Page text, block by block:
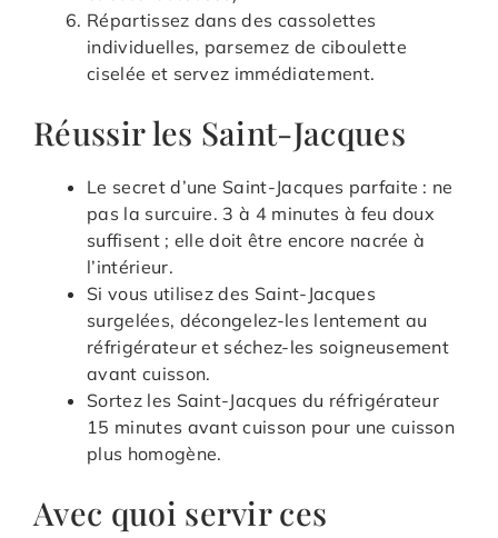
Répartissez dans des cassolettes
individuelles, parsemez de ciboulette
ciselée et servez immédiatement.
Réussir les Saint-Jacques
Le secret d’une Saint-Jacques parfaite : ne
pas la surcuire. 3 à 4 minutes à feu doux
suffisent ; elle doit être encore nacrée à
l’intérieur.
Si vous utilisez des Saint-Jacques
surgelées, décongelez-les lentement au
réfrigérateur et séchez-les soigneusement
avant cuisson.
Sortez les Saint-Jacques du réfrigérateur
15 minutes avant cuisson pour une cuisson
plus homogène.
Avec quoi servir ces